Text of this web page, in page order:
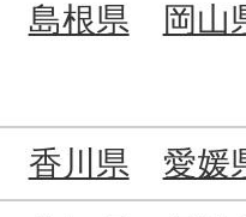
島根県
岡山
香川県 愛媛